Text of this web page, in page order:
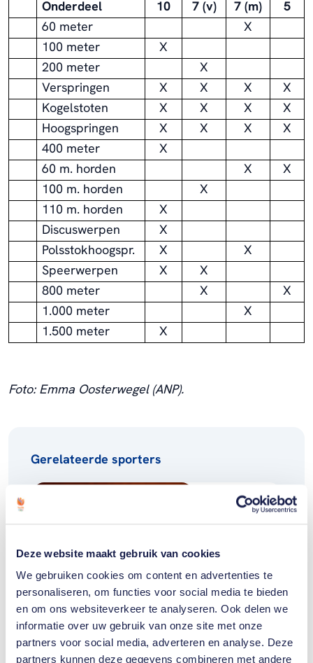
Deze website maakt gebruik van cookies
We gebruiken cookies om content en advertenties te
personaliseren, om functies voor social media te bieden
en om ons websiteverkeer te analyseren. Ook delen we
informatie over uw gebruik van onze site met onze
partners voor social media, adverteren en analyse. Deze
partners kunnen deze gegevens combineren met andere
Onderdeel
10 7 (v) 7 (m)
5
60 meter
X
100 meter
X
200 meter
X
Verspringen
X X X
X
Kogelstoten
X X X
X
Hoogspringen
X X X
X
400 meter
X
60 m. horden
X
X
100 m. horden
X
110 m. horden
X
Discuswerpen
X
Polsstokhoogspr.
X
X
Speerwerpen
X
X
800 meter
X
X
1.000 meter
X
1.500 meter
X
Foto: Emma Oosterwegel (ANP).
Gerelateerde sporters
Oosterwegel
Sofie
Dokter
Toon alle 5